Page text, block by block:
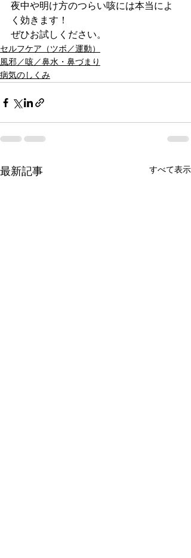
夜中や明け方のつらい咳には本当によ
く効きます！
ぜひお試しください。
セルフケア（ツボ／運動）
風邪／咳／鼻水・鼻づまり
病気のしくみ
最新記事 すべて表示